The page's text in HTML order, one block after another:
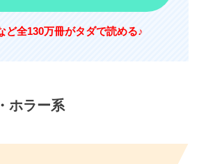
ど全130万冊がタダで読める♪
ホラー系